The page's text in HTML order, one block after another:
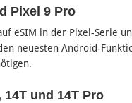
Pixel 9 Pro
eSIM in der Pixel-Serie
neuesten Android-
14T und 14T Pro